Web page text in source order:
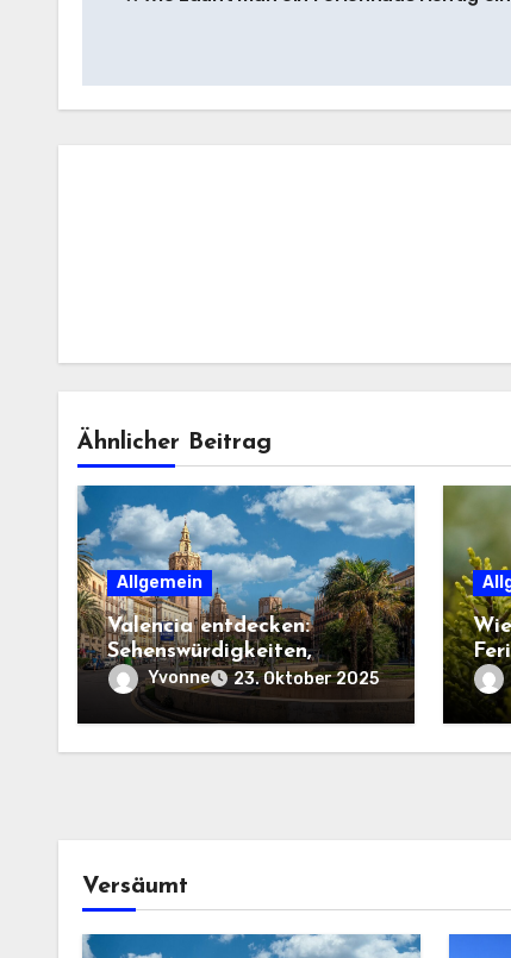
Ähnlicher Beitrag
Allgemein
Valencia entdecken:
Sehenswürdigkeiten,
Strände und Geheimtipps
Yvonne 23. Oktober 2025
Versäumt